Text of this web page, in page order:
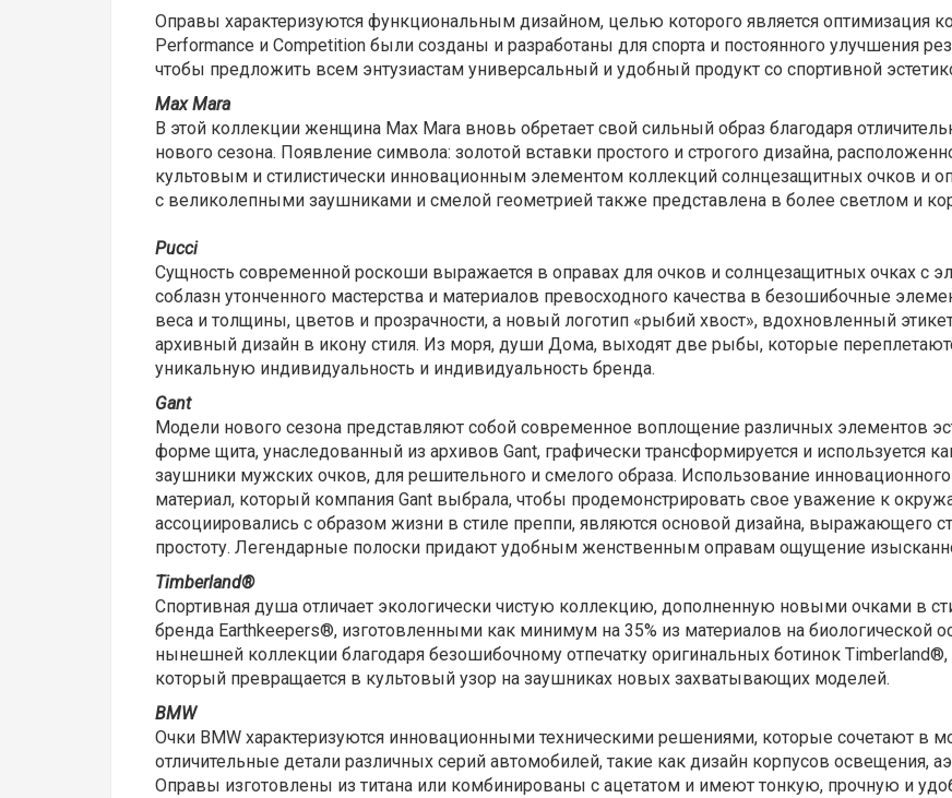
Оправы характеризуются функциональным дизайном, целью которого является оптимизация
Performance и Competition были созданы и разработаны для спорта и постоянного улучшения
чтобы предложить всем энтузиастам универсальный и удобный продукт со спортивной
Max Mara
В этой коллекции женщина Max Mara вновь обретает свой сильный образ благодаря
нового сезона. Появление символа: золотой вставки простого и строгого дизайна,
культовым и стилистически инновационным элементом коллекций солнцезащитных очков и
с великолепными заушниками и смелой геометрией также представлена ​​в более светлом и
Pucci
Сущность современной роскоши выражается в оправах для очков и солнцезащитных очках с
соблазн утонченного мастерства и материалов превосходного качества в безошибочные
веса и толщины, цветов и прозрачности, а новый логотип «рыбий хвост», вдохновленный
архивный дизайн в икону стиля. Из моря, души Дома, выходят две рыбы, которые
уникальную индивидуальность и индивидуальность бренда.
Gant
Модели нового сезона представляют собой современное воплощение различных элементов
форме щита, унаследованный из архивов Gant, графически трансформируется и используется
заушники мужских очков, для решительного и смелого образа. Использование инновационного
материал, который компания Gant выбрала, чтобы продемонстрировать свое уважение к
ассоциировались с образом жизни в стиле преппи, являются основой дизайна, выражающего
простоту. Легендарные полоски придают удобным женственным оправам ощущение
Timberland®
Спортивная душа отличает экологически чистую коллекцию, дополненную новыми очками в
бренда Earthkeepers®, изготовленными как минимум на 35% из материалов на биологической
нынешней коллекции благодаря безошибочному отпечатку оригинальных ботинок
который превращается в культовый узор на заушниках новых захватывающих моделей.
BMW
Очки BMW характеризуются инновационными техническими решениями, которые сочетают в
отличительные детали различных серий автомобилей, такие как дизайн корпусов освещения,
Оправы изготовлены из титана или комбинированы с ацетатом и имеют тонкую, прочную и